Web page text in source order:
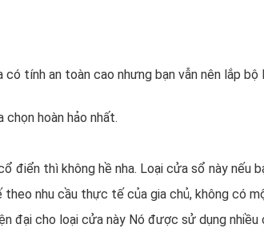
có tính an toàn cao nhưng bạn vẫn nên lắp
hoàn hảo nhất.
điển thì không hề nha. Loại cửa sổ này nếu
nhu cầu thực tế của gia chủ, không có
đại cho loại cửa này Nó được sử dụng